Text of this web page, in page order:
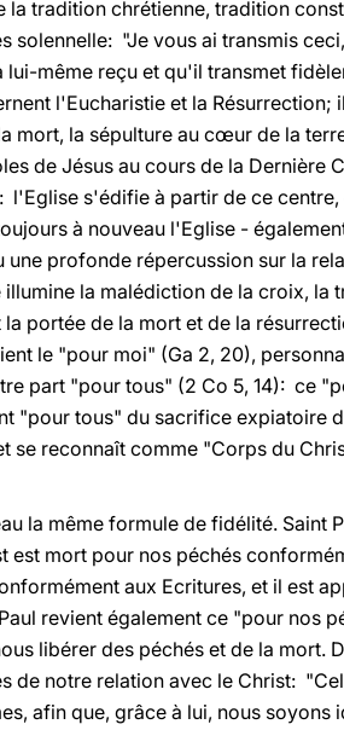
tradition chrétienne, tradition
solennelle: "Je vous ai transmis
même reçu et qu'il transmet
l'Eucharistie et la Résurrection;
mort, la sépulture au cœur de la
de Jésus au cours de la Dernière
s'édifie à partir de ce
à nouveau l'Eglise -
profonde répercussion sur la
la malédiction de la croix, la
portée de la mort et de la
le "pour moi" (Ga 2, 20),
part "pour tous" (2 Co 5, 14): ce
"pour tous" du sacrifice expiatoire
reconnaît comme "Corps du
la même formule de fidélité. Saint
mort pour nos péchés
aux Ecritures, et il est
revient également ce "pour nos
libérer des péchés et de la mort.
de notre relation avec le Christ:
afin que, grâce à lui, nous soyons